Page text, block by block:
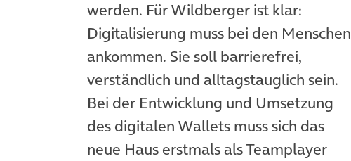
werden. Für Wildberger ist klar:
Digitalisierung muss bei den Menschen
ankommen. Sie soll barrierefrei,
verständlich und alltagstauglich sein.
Bei der Entwicklung und Umsetzung
des digitalen Wallets muss sich das
neue Haus erstmals als Teamplayer